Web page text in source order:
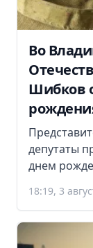
Во
Шибков
депутаты
днем
18:19, 3